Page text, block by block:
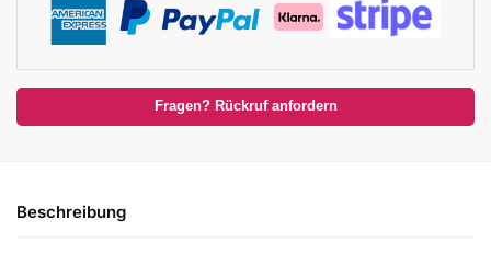
Fragen? Rückruf anfordern
Beschreibung